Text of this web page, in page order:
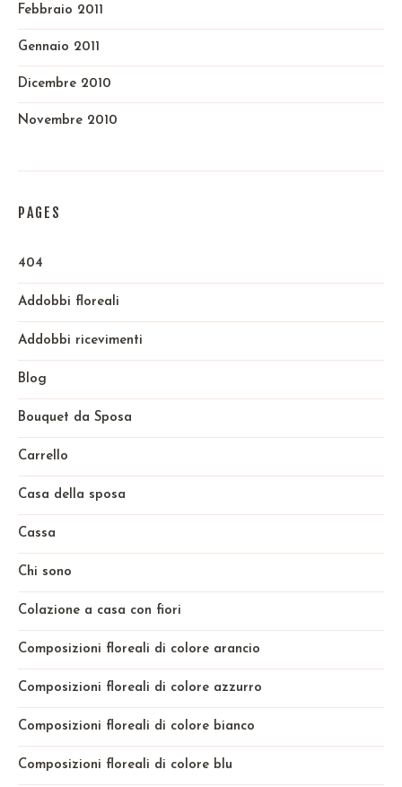
Febbraio 2011
Gennaio 2011
Dicembre 2010
Novembre 2010
PAGES
404
Addobbi floreali
Addobbi ricevimenti
Blog
Bouquet da Sposa
Carrello
Casa della sposa
Cassa
Chi sono
Colazione a casa con fiori
Composizioni floreali di colore arancio
Composizioni floreali di colore azzurro
Composizioni floreali di colore bianco
Composizioni floreali di colore blu